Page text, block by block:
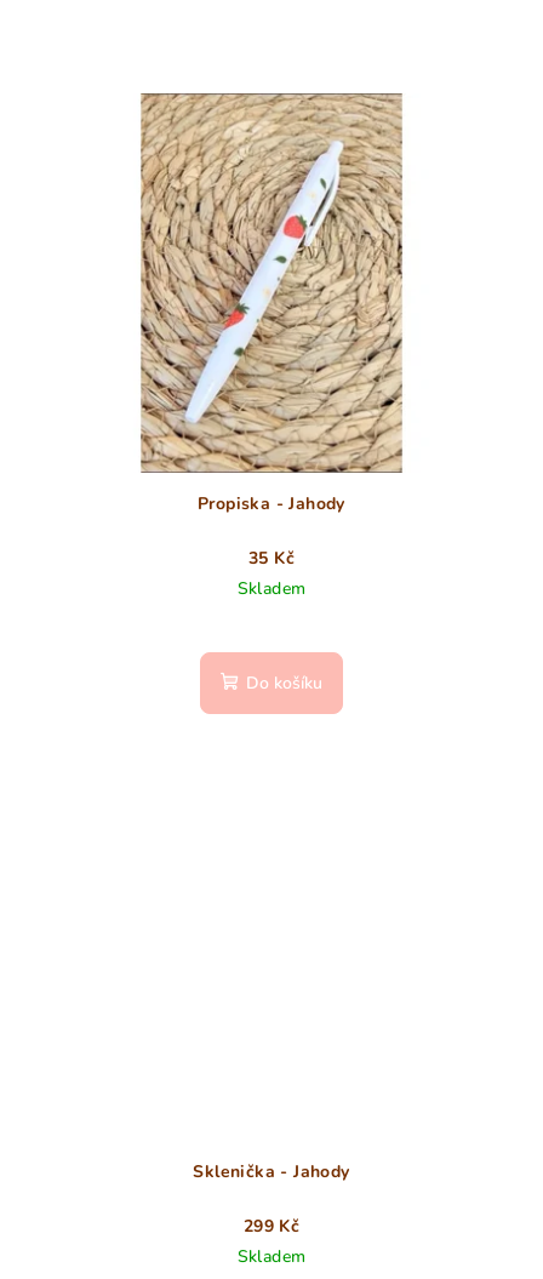
Propiska - Jahody
35 Kč
Skladem
Do košíku
Sklenička - Jahody
299 Kč
Skladem